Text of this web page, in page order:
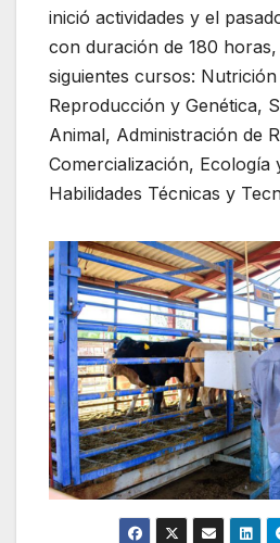
inició actividades y el
con duración de 180
siguientes cursos:
Reproducción y Genética,
Animal, Administración de
Comercialización, Ecología
Habilidades Técnicas y